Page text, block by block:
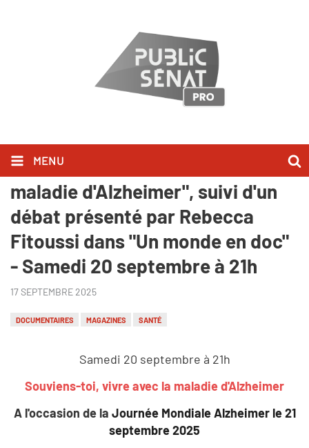
MENU
"Souviens-toi, vivre avec la
maladie d'Alzheimer", suivi d'un
débat présenté par Rebecca
Fitoussi dans "Un monde en doc"
- Samedi 20 septembre à 21h
17 SEPTEMBRE 2025
DOCUMENTAIRES MAGAZINES SANTÉ
Samedi 20 septembre à 21h
Souviens-toi, vivre avec la maladie d'Alzheimer
A l'occasion de la Journée Mondiale Alzheimer le 21
septembre 2025